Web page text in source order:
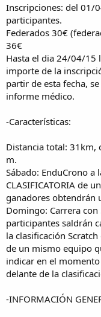
Inscripciones: del 01/
participantes.
Federados 30€
36€
Hasta el dia 24/04/15
importe de la
partir de esta fecha,
informe médico.
-Características:
Distancia total: 31km,
m.
Sábado: EnduCrono a
CLASIFICATORIA de
ganadores obtendrán
Domingo: Carrera
participantes saldrán
la clasificación
de un mismo equipo
indicar en el
delante de la
-INFORMACIÓN